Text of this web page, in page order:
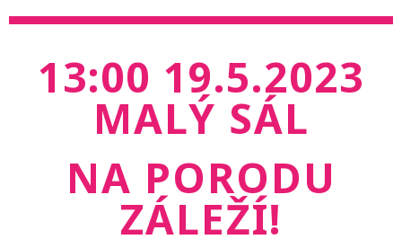
13:00 19.5.2023
MALÝ SÁL
NA PORODU
ZÁLEŽÍ!